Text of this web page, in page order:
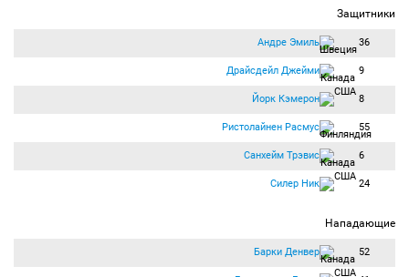
Защитники
Андре Эмиль 36
Драйсдейл Джейми 9
Йорк Кэмерон 8
Ристолайнен Расмус 55
Санхейм Трэвис 6
Силер Ник 24
Нападающие
Барки Денвер 52